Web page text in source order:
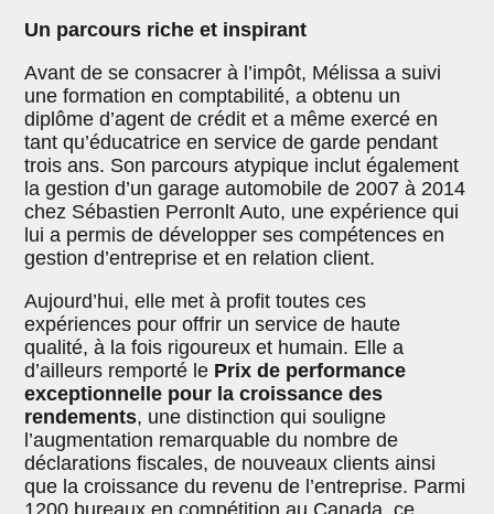
Un parcours riche et inspirant
Avant de se consacrer à l’impôt, Mélissa a suivi
une formation en comptabilité, a obtenu un
diplôme d’agent de crédit et a même exercé en
tant qu’éducatrice en service de garde pendant
trois ans. Son parcours atypique inclut également
la gestion d’un garage automobile de 2007 à 2014
chez Sébastien Perronlt Auto, une expérience qui
lui a permis de développer ses compétences en
gestion d’entreprise et en relation client.
Aujourd’hui, elle met à profit toutes ces
expériences pour offrir un service de haute
qualité, à la fois rigoureux et humain. Elle a
d’ailleurs remporté le Prix de performance
exceptionnelle pour la croissance des
rendements, une distinction qui souligne
l’augmentation remarquable du nombre de
déclarations fiscales, de nouveaux clients ainsi
que la croissance du revenu de l’entreprise. Parmi